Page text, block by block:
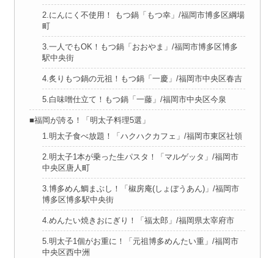
2.にんにく不使用！ もつ鍋「もつ幸」/福岡市博多区綱場
町
3.一人でもOK！もつ鍋「おおやま」/福岡市博多区博多
駅中央街
4.炙りもつ鍋の元祖！もつ鍋「一慶」/福岡市中央区春吉
5.白味噌仕立て！もつ鍋「一藤」/福岡市中央区今泉
■福岡が誇る！「明太子料理5選」
1.明太子食べ放題！「ハクハクカフェ」/福岡市東区社領
2.明太子1本が乗った生パスタ！「マルゲッタ」/福岡市
中央区唐人町
3.博多めん鯛まぶし！「椒房庵(しょぼうあん)」/福岡市
博多区博多駅中央街
4.めんたい焼きおにぎり！「福太郎」/福岡県太宰府市
5.明太子1個がお重に！「元祖博多めんたい重」/福岡市
中央区西中洲